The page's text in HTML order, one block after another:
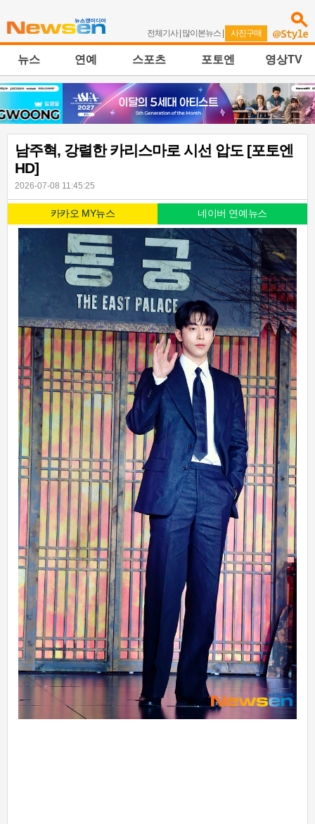
전체기사| 많이본뉴스 | 사진구매
뉴스 연예 스포츠 포토엔 영상TV
남주혁, 강렬한 카리스마로 시선 압도 [포토엔
HD]
2026-07-08 11:45:25
카카오 MY뉴스 네이버 연예뉴스